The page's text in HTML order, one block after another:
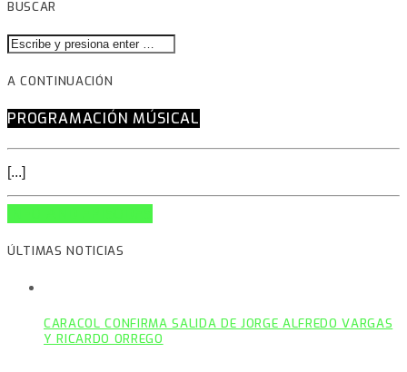
BUSCAR
A CONTINUACIÓN
PROGRAMACIÓN MÚSICAL
[...]
ÚLTIMAS NOTICIAS
CARACOL CONFIRMA SALIDA DE JORGE ALFREDO VARGAS
Y RICARDO ORREGO